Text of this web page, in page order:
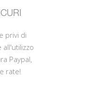
privi di
all'utilizzo
Paypal,
rate!